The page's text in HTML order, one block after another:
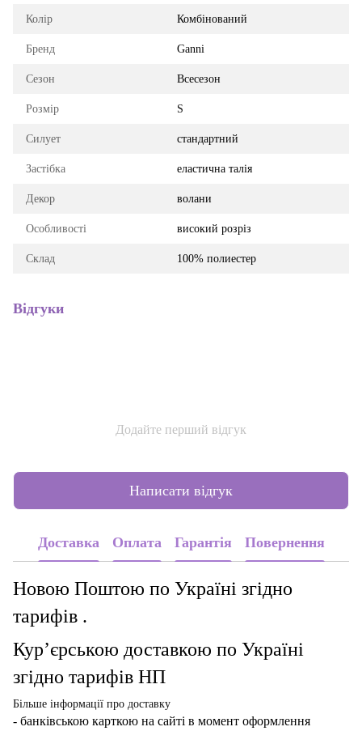
Колір Комбінований
Бренд Ganni
Сезон Всесезон
Розмір S
Силует стандартний
Застібка еластична талія
Декор волани
Особливості високий розріз
Склад 100% полиестер
Відгуки
Додайте перший відгук
Написати відгук
Доставка Оплата Гарантія Повернення
Новою Поштою по Україні згідно
тарифів .
Кур’єрською доставкою по Україні
згідно тарифів НП
Більше інформації про доставку
- банківською карткою на сайті в момент оформлення